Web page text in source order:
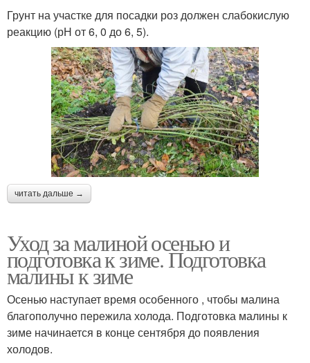
Грунт на участке для посадки роз должен слабокислую
реакцию (рН от 6, 0 до 6, 5).
читать дальше →
Уход за малиной осенью и
подготовка к зиме. Подготовка
малины к зиме
Осенью наступает время особенного , чтобы малина
благополучно пережила холода. Подготовка малины к
зиме начинается в конце сентября до появления
холодов.